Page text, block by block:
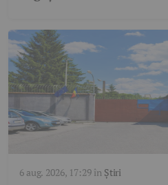
6 aug. 2026, 17:29în Știri